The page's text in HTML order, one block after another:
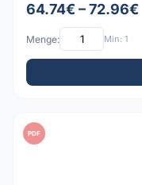
64.74€ – 72.96€
Menge: Min: 1
PDF